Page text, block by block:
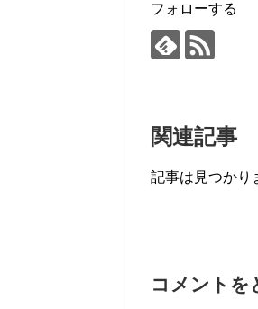
フォローする
関連記事
記事は見つかり
コメントを